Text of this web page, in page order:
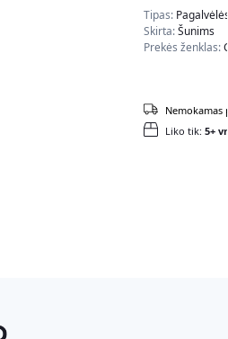
Tipas:
Skirta:Šunims
Prekės ženklas:
Liko tik: 5+
Nemokamas